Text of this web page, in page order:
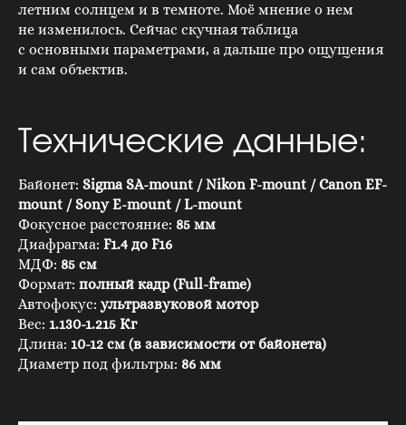
летним солнцем и в темноте. Моё мнение о нем
не изменилось. Сейчас скучная таблица
с основными параметрами, а дальше про ощущения
и сам объектив.
Технические данные:
Байонет: Sigma SA-mount / Nikon F-mount / Canon EF-
mount / Sony E-mount / L-mount
Фокусное расстояние: 85 мм
Диафрагма: F1.4 до F16
МДФ: 85 см
Формат: полный кадр (Full-frame)
Автофокус: ультразвуковой мотор
Вес: 1.130-1.215 Кг
Длина: 10-12 см (в зависимости от байонета)
Диаметр под фильтры: 86 мм